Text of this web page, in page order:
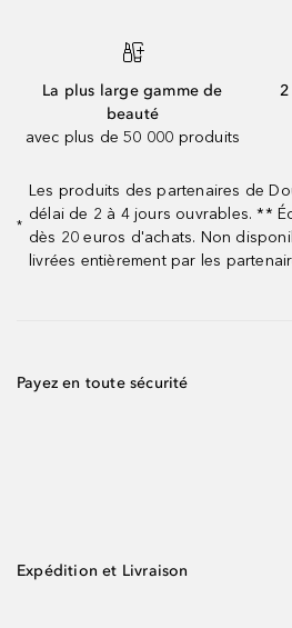
La plus large gamme de
beauté
avec plus de 50 000 produits
*
Les produits des partenaires de
délai de 2 à 4 jours ouvrables. **
dès 20 euros d'achats. Non
livrées entièrement par les
Payez en toute sécurité
Expédition et Livraison